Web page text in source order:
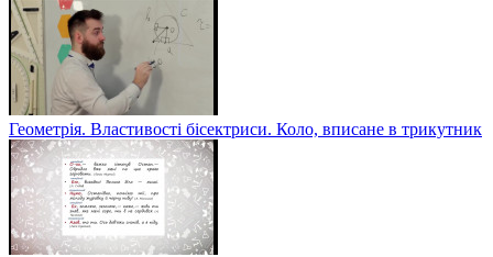
Геометрія. Властивості бісектриси. Коло, вписане в трикутник